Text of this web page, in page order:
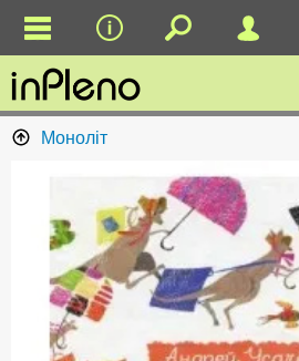
Моноліт